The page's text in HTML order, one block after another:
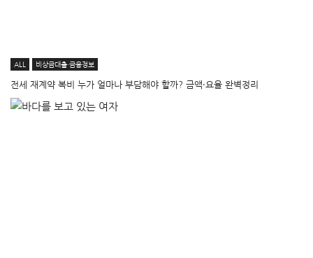
ALL 비상금대출·금융정보
전세 재계약 복비 누가 얼마나 부담해야 할까? 금액·요율 완벽정리